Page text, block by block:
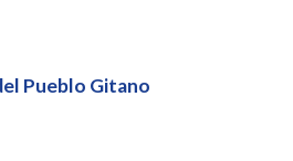
Pueblo Gitano